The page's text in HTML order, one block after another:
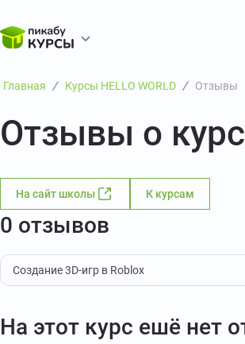
Главная Курсы HELLO WORLD Отзывы
Отзывы о
На сайт школы К курсам
0 отзывов
Создание 3D-игр в Roblox
На этот курс ешё нет